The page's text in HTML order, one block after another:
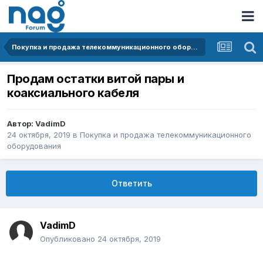
Покупка и продажа телекоммуникационного оборудования
Продам остатки витой пары и
коаксиального кабеля
Автор: VadimD
24 октября, 2019 в Покупка и продажа телекоммуникационного
оборудования
Ответить
VadimD
Опубликовано 24 октября, 2019